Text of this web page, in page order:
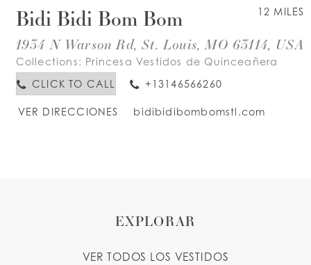
12 MILES
Bidi Bidi Bom Bom
1934 N Warson Rd, St. Louis, MO 63114, USA
Collections: Princesa Vestidos de Quinceañera
CLICK TO CALL
+13146566260
VER DIRECCIONES bidibidibombomstl.com
EXPLORAR
VER TODOS LOS VESTIDOS